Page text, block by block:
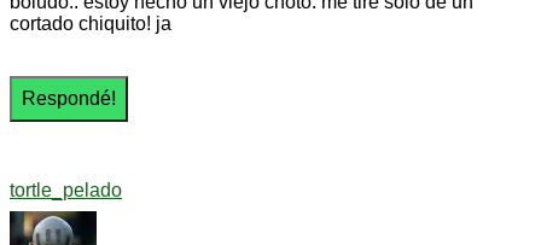
cortado chiquito! ja
tortle_pelado